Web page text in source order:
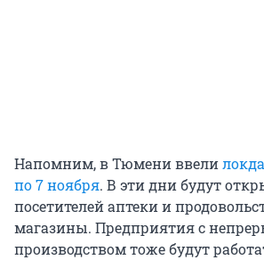
Напомним, в Тюмени ввели
по 7 ноября. В эти дни будут
посетителей аптеки и
магазины. Предприятия с
производством тоже будут